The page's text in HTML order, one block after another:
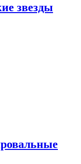
звезды